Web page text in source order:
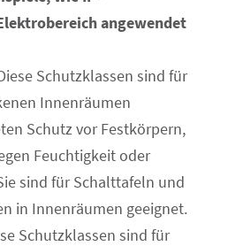
angewendet
Schutzklassen sind für
Innenräumen
Schutz vor Festkörpern,
Feuchtigkeit oder
sind für Schalttafeln und
in Innenräumen geeignet.
Schutzklassen sind für